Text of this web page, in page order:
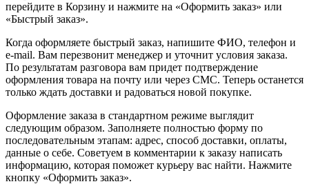
перейдите в Корзину и нажмите на «Оформить заказ» или
«Быстрый заказ».
Когда оформляете быстрый заказ, напишите ФИО, телефон и
e-mail. Вам перезвонит менеджер и уточнит условия заказа.
По результатам разговора вам придет подтверждение
оформления товара на почту или через СМС. Теперь останется
только ждать доставки и радоваться новой покупке.
Оформление заказа в стандартном режиме выглядит
следующим образом. Заполняете полностью форму по
последовательным этапам: адрес, способ доставки, оплаты,
данные о себе. Советуем в комментарии к заказу написать
информацию, которая поможет курьеру вас найти. Нажмите
кнопку «Оформить заказ».